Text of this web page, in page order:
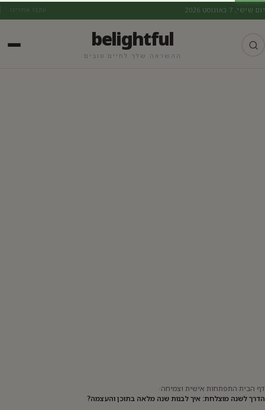
יום שישי, 7 באוגוסט 2026 עקבו אחרינו
belightful
ההשראה שלך לחיים טובים
דף הבית התפתחות אישית וצמיחה
הדרך לשנה מוצלחת: איך לבנות שנה מלאה בתוכן והעצמה?